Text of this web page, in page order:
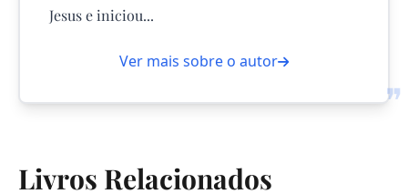
❞
Jesus e iniciou...
Ver mais sobre o autor
Livros Relacionados